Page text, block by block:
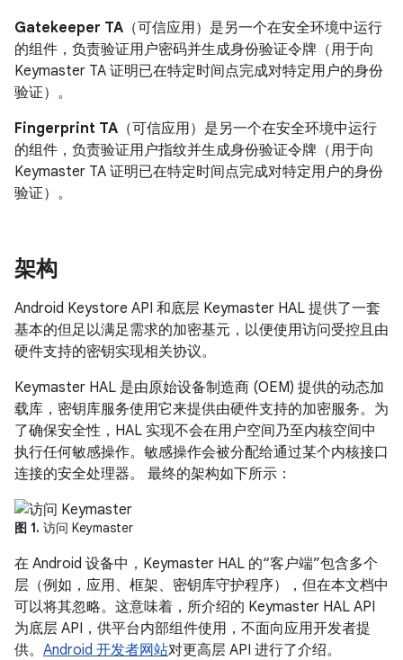
Gatekeeper TA （可信应用）是另一个在安全环境中运行
的组件，负责验证用户密码并生成身份验证令牌（用于向
Keymaster TA 证明已在特定时间点完成对特定用户的身份
验证）。
Fingerprint TA （可信应用）是另一个在安全环境中运行
的组件，负责验证用户指纹并生成身份验证令牌（用于向
Keymaster TA 证明已在特定时间点完成对特定用户的身份
验证）。
架构
Android Keystore API 和底层 Keymaster HAL 提供了一套
基本的但足以满足需求的加密基元，以便使用访问受控且由
硬件支持的密钥实现相关协议。
Keymaster HAL 是由原始设备制造商 (OEM) 提供的动态加
载库，密钥库服务使用它来提供由硬件支持的加密服务。为
了确保安全性，HAL 实现不会在用户空间乃至内核空间中
执行任何敏感操作。敏感操作会被分配给通过某个内核接口
连接的安全处理器。 最终的架构如下所示：
图 1. 访问 Keymaster
在 Android 设备中，Keymaster HAL 的“客户端”包含多个
层（例如，应用、框架、密钥库守护程序），但在本文档中
可以将其忽略。这意味着，所介绍的 Keymaster HAL API
为底层 API，供平台内部组件使用，不面向应用开发者提
供。 Android 开发者网站对更高层 API 进行了介绍。